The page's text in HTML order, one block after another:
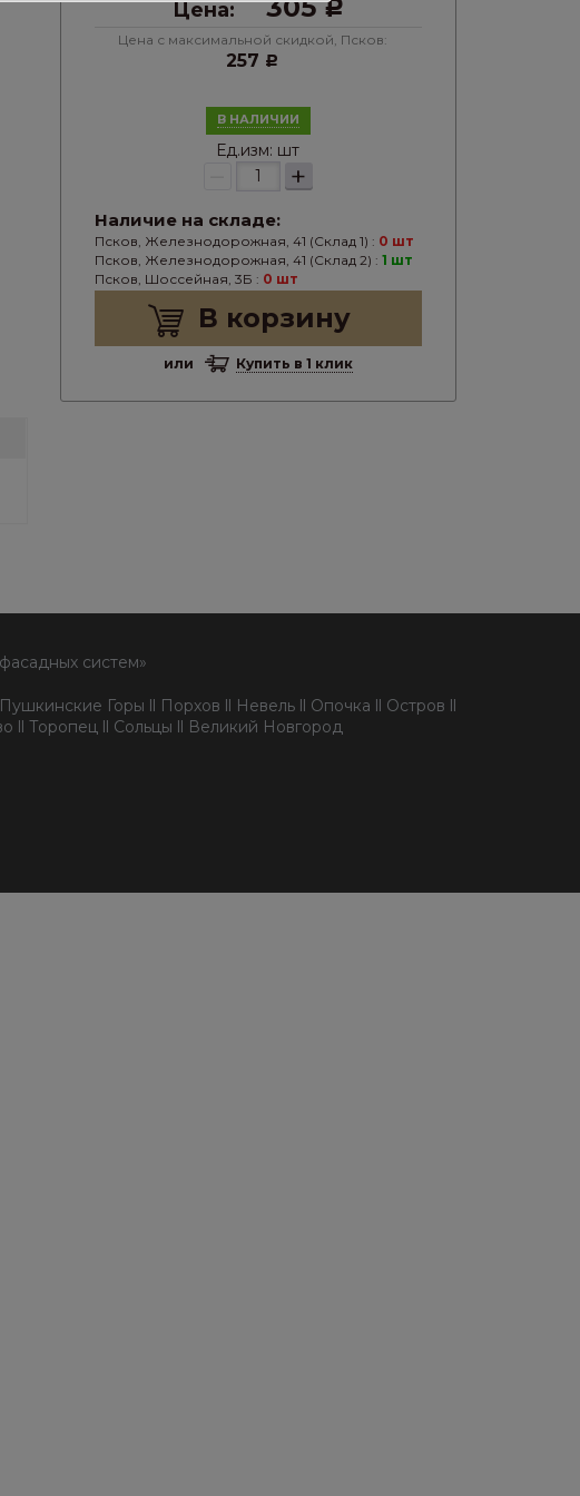
Цена: 305 Р
Цена с максимальной скидкой, Псков:
257 Р
В НАЛИЧИИ
Ед.изм: шт
+
Наличие на складе:
Псков, Железнодорожная, 41 (Склад 1) : 0 шт
Псков, Железнодорожная, 41 (Склад 2) : 1 шт
Псков, Шоссейная, 3Б : 0 шт
В корзину
или Купить в 1 клик
систем»
Горы ll Порхов ll Невель ll Опочка ll Остров ll
ll Торопец ll Сольцы ll Великий Новгород